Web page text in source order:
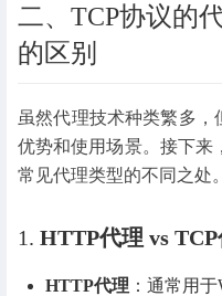
二、TCP协议的
的区别
虽然代理技术种类繁多，
优势和使用场景。接下来
常见代理类型的不同之处。
1. HTTP代理 vs
HTTP代理 ：通常用